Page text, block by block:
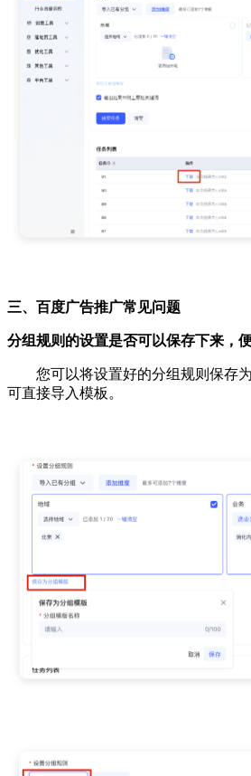
三、百度广告推广常见问题
分组规则的设置是否可以保存下来，
您可以将设置好的分组规则保存
可直接导入模板。